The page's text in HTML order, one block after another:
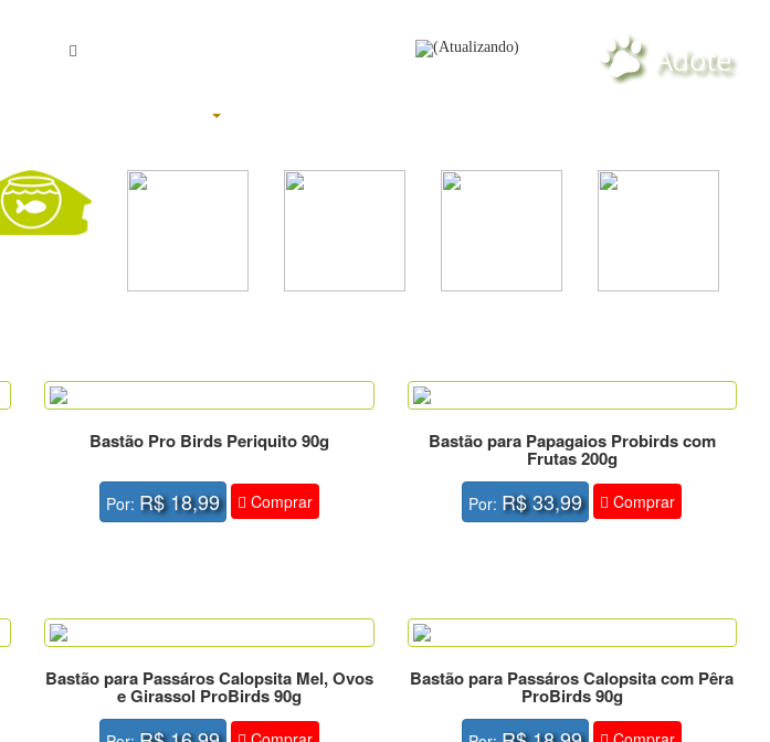
(Atualizando)
Bastão Pro Birds Periquito 90g
Por: R$ 18,99 Comprar
Bastão para Papagaios Probirds com
Frutas 200g
Por: R$ 33,99 Comprar
Bastão para Passáros Calopsita Mel, Ovos
e Girassol ProBirds 90g
Bastão para Passáros Calopsita com Pêra
ProBirds 90g